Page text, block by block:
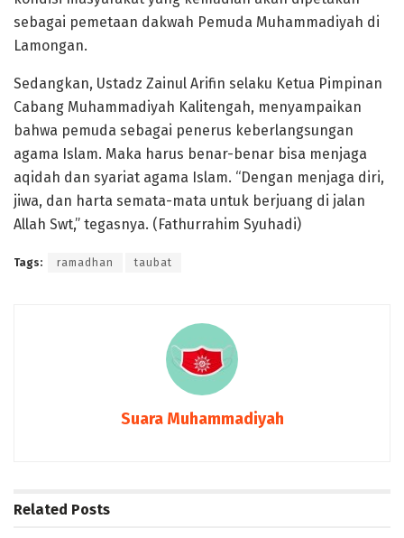
sebagai pemetaan dakwah Pemuda Muhammadiyah di
Lamongan.
Sedangkan, Ustadz Zainul Arifin selaku Ketua Pimpinan
Cabang Muhammadiyah Kalitengah, menyampaikan
bahwa pemuda sebagai penerus keberlangsungan
agama Islam. Maka harus benar-benar bisa menjaga
aqidah dan syariat agama Islam. “Dengan menjaga diri,
jiwa, dan harta semata-mata untuk berjuang di jalan
Allah Swt,” tegasnya. (Fathurrahim Syuhadi)
Tags: ramadhan taubat
Suara Muhammadiyah
Related Posts